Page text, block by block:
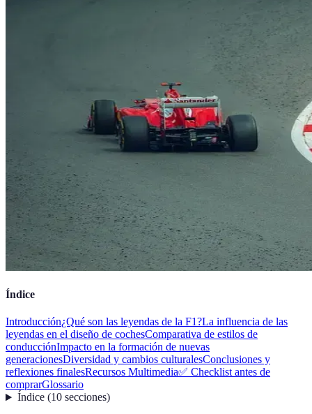
Índice
Introducción¿Qué son las leyendas de la F1?La influencia de las
leyendas en el diseño de cochesComparativa de estilos de
conducciónImpacto en la formación de nuevas
generacionesDiversidad y cambios culturalesConclusiones y
reflexiones finalesRecursos Multimedia✅ Checklist antes de
comprarGlossario
Índice(10 secciones)